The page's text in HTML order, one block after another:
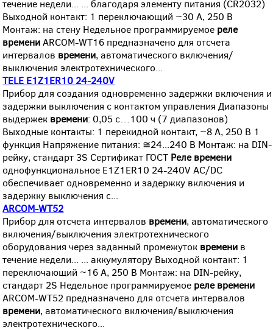
течение недели... ... благодаря элементу питания (CR2032)
Выходной контакт: 1 переключающий ~30 А, 250 В
Монтаж: на стену Недельное программируемое реле
времениARCOM-WT16 предназначено для отсчета
интервалов времени, автоматического включения/
выключения электротехнического...
TELE E1Z1ER10 24-240V
Прибор для создания одновременно задержки включения и
задержки выключения с контактом управления Диапазоны
выдержек времени: 0,05 с…100 ч (7 диапазонов)
Выходные контакты: 1 перекидной контакт, ~8 А, 250 В 1
функция Напряжение питания: ≅24...240 В Монтаж: на DIN-
рейку, стандарт 3S Сертификат ГОСТ Реле времени
однофункциональное E1Z1ER10 24-240V AC/DC
обеспечивает одновременно и задержку включения и
задержку выключения с...
ARCOM-WT52
Прибор для отсчета интервалов времени, автоматического
включения/выключения электротехнического
оборудования через заданный промежуток времени в
течение недели... ... аккумулятору Выходной контакт: 1
переключающий ~16 А, 250 В Монтаж: на DIN-рейку,
стандарт 2S Недельное программируемое реле времени
ARCOM-WT52 предназначено для отсчета интервалов
времени, автоматического включения/выключения
электротехнического...